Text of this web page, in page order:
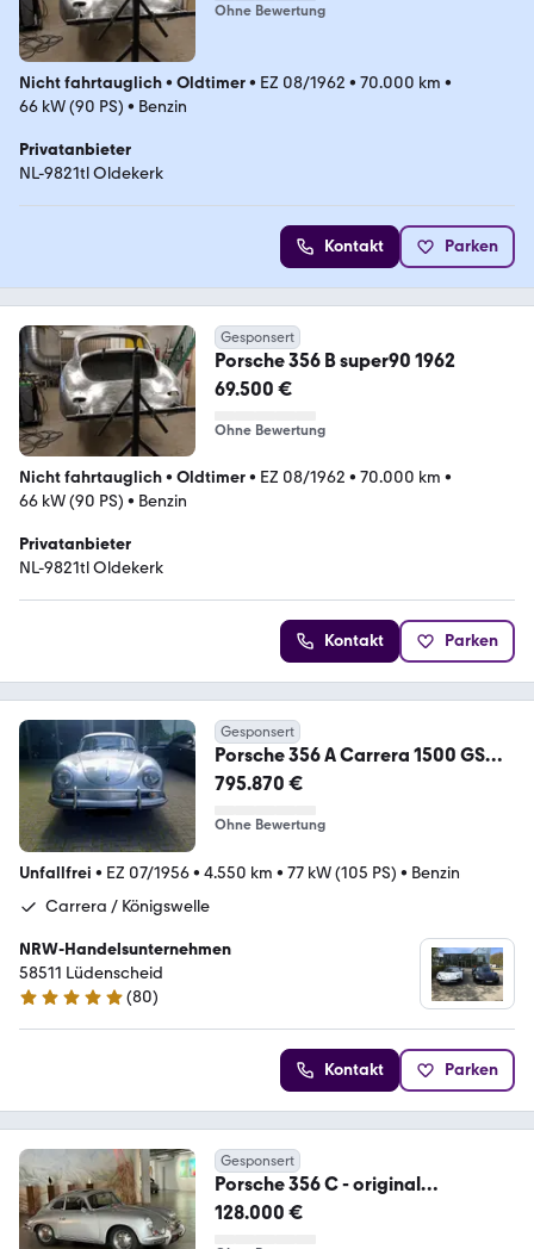
Ohne Bewertung
Nicht fahrtauglich• Oldtimer• EZ 08/1962 • 70.000 km •
66 kW (90 PS) • Benzin
Privatanbieter
NL-9821tl Oldekerk
Kontakt Parken
Gesponsert
Porsche 356 B super90 1962
69.500 €
Ohne Bewertung
Nicht fahrtauglich• Oldtimer• EZ 08/1962 • 70.000 km •
66 kW (90 PS) • Benzin
Privatanbieter
NL-9821tl Oldekerk
Kontakt Parken
Gesponsert
Porsche 356 A Carrera 1500 GS
Königswelle mit SD*Matchin
795.870 €
Ohne Bewertung
Unfallfrei • EZ 07/1956• 4.550 km • 77 kW (105 PS) • Benzin
Carrera / Königswelle
NRW-Handelsunternehmen
58511 Lüdenscheid
5 Sterne
(80)
Kontakt Parken
Gesponsert
Porsche 356 C - original
Schiebedach / Matching Numbers
128.000 €